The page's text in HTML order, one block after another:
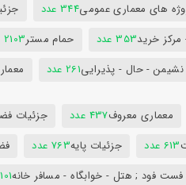
های معماری عمومی344 عدد
مرکز خرید353 عدد حمام مستر2103 عدد
نشیمن - حال - پذیرایی261 عدد
معماری معروف437 عدد جزئیات
613 عدد جزئیات پایه763 عدد
فود ; هتل - خوابگاه - مسافر خانه101 عدد